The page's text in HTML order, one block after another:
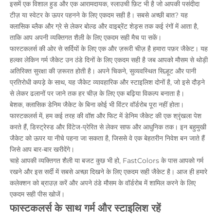
इसमें एक विशाल हुड और एक आरामदायक, स्लाउची फ़िट भी है जो आपकी पसंदीदा
टीज़ या स्वेटर के ऊपर पहनने के लिए एकदम सही है। सबसे अच्छी बात? यह
क्लासिक ब्लैक और ग्रे से लेकर बोल्ड और वाइब्रेंट शेड्स तक कई रंगों में आता है,
ताकि आप अपनी व्यक्तिगत शैली के लिए एकदम सही मैच पा सकें।
फास्टकलर्स की ओर से सर्दियों के लिए एक और ज़रूरी चीज़ है हमारा पफ़र जैकेट। यह
हल्का लेकिन गर्म जैकेट उन ठंडे दिनों के लिए एकदम सही है जब आपको मौसम से थोड़ी
अतिरिक्त सुरक्षा की ज़रूरत होती है। अपने चिकने, सुव्यवस्थित सिल्हूट और पानी
प्रतिरोधी कपड़े के साथ, यह जैकेट व्यावहारिक और स्टाइलिश दोनों है, जो इसे दौड़ने
से लेकर ढलानों पर जाने तक हर चीज़ के लिए एक बढ़िया विकल्प बनाता है।
बेशक, क्लासिक डेनिम जैकेट के बिना कोई भी विंटर वॉर्डरोब पूरा नहीं होता।
फास्टकलर्स में, हम कई तरह की वॉश और फिट में डेनिम जैकेट की एक श्रृंखला पेश
करते हैं, डिस्ट्रेस्ड और विंटेज-प्रेरित से लेकर साफ और आधुनिक तक। इन बहुमुखी
जैकेट को ऊपर या नीचे पहना जा सकता है, जिससे वे एक बेहतरीन निवेश बन जाते हैं
जिसे आप बार-बार खरीदेंगे।
चाहे आपकी व्यक्तिगत शैली या बजट कुछ भी हो, FastColors के पास आपको गर्म
रखने और इस सर्दी में सबसे अच्छा दिखने के लिए एकदम सही जैकेट है। आज ही हमारे
कलेक्शन को ब्राउज़ करें और अपने ठंडे मौसम के वॉर्डरोब में शामिल करने के लिए
एकदम सही पीस खोजें।
फास्टकलर्स के साथ गर्म और स्टाइलिश रहें